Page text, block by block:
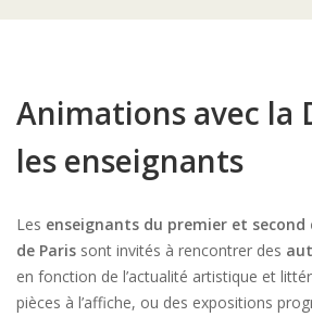
Animations avec la
les enseignants
Les enseignants du premier et second
de Paris sont invités à rencontrer des
en fonction de l’actualité artistique et
pièces à l’affiche, ou des expositions